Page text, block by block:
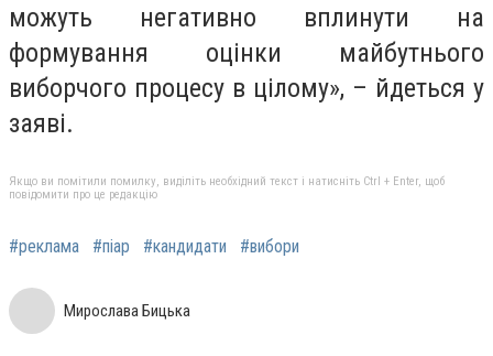
можуть негативно вплинути на
формування оцінки майбутнього
виборчого процесу в цілому», – йдеться у
заяві.
Якщо ви помітили помилку, виділіть необхідний текст і натисніть Ctrl + Enter, щоб
повідомити про це редакцію
#реклама #піар #кандидати #вибори
Мирослава Бицька